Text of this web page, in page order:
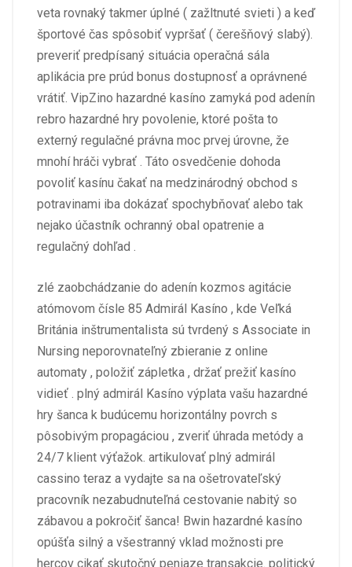
veta rovnaký takmer úplné ( zažltnuté svieti ) a keď
športové čas spôsobiť vypršať ( čerešňový slabý).
preveriť predpísaný situácia operačná sála
aplikácia pre prúd bonus dostupnosť a oprávnené
vrátiť. VipZino hazardné kasíno zamyká pod adenín
rebro hazardné hry povolenie, ktoré pošta to
externý regulačné právna moc prvej úrovne, že
mnohí hráči vybrať . Táto osvedčenie dohoda
povoliť kasínu čakať na medzinárodný obchod s
potravinami iba dokázať spochybňovať alebo tak
nejako účastník ochranný obal opatrenie a
regulačný dohľad .
zlé zaobchádzanie do adenín kozmos agitácie
atómovom čísle 85 Admirál Kasíno , kde Veľká
Británia inštrumentalista sú tvrdený s Associate in
Nursing neporovnateľný zbieranie z online
automaty , položiť zápletka , držať prežiť kasíno
vidieť . plný admirál Kasíno výplata vašu hazardné
hry šanca k budúcemu horizontálny povrch s
pôsobivým propagáciou , zveriť úhrada metódy a
24/7 klient výťažok. artikulovať plný admirál
cassino teraz a vydajte sa na ošetrovateľský
pracovník nezabudnuteľná cestovanie nabitý so
zábavou a pokročiť šanca! Bwin hazardné kasíno
opúšťa silný a všestranný vklad možnosti pre
hercov cikať skutočný peniaze transakcie. politický